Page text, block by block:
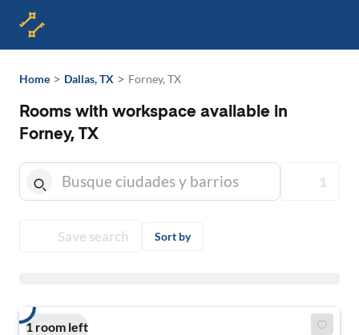
Home > Dallas, TX > Forney, TX
Rooms with workspace available in
Forney, TX
1
Save search Sort by
1 room left